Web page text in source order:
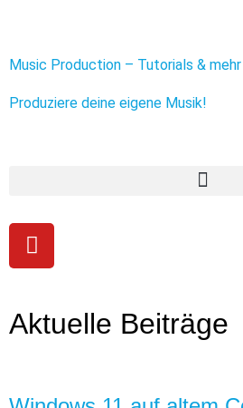
Music Production – Tutorials &
Produziere deine eigene Musik!
Aktuelle Beiträge